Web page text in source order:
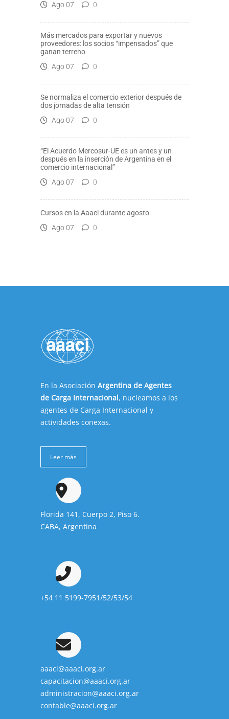
Ago 07
0
Más mercados para exportar y nuevos
proveedores: los socios “impensados” que
ganan terreno
Ago 07
0
Se normaliza el comercio exterior después de
dos jornadas de alta tensión
Ago 07
0
“El Acuerdo Mercosur-UE es un antes y un
después en la inserción de Argentina en el
comercio internacional”
Ago 07
0
Cursos en la Aaaci durante agosto
Ago 07
0
En la Asociación Argentina de Agentes
de Carga Internacional, nucleamos a los
agentes de Carga Internacional y
actividades conexas.
Leer más
Florida 141, Cuerpo 2, Piso 6.
CABA, Argentina
+54 11 5199-7951/52/53/54
aaaci@aaaci.org.ar
capacitacion@aaaci.org.ar
administracion@aaaci.org.ar
contable@aaaci.org.ar